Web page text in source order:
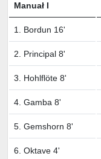
Manuał I
1. Bordun 16'
2. Principal 8'
3. Hohlflöte 8'
4. Gamba 8'
5. Gemshorn 8'
6. Oktave 4'